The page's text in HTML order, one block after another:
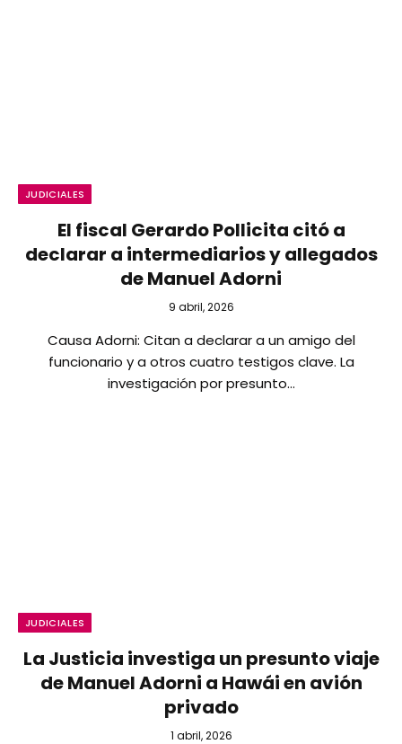
JUDICIALES
El fiscal Gerardo Pollicita citó a
declarar a intermediarios y allegados
de Manuel Adorni
9 abril, 2026
Causa Adorni: Citan a declarar a un amigo del
funcionario y a otros cuatro testigos clave. La
investigación por presunto…
JUDICIALES
La Justicia investiga un presunto viaje
de Manuel Adorni a Hawái en avión
privado
1 abril, 2026